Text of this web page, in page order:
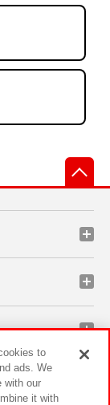
to
ads. We
with our
it with